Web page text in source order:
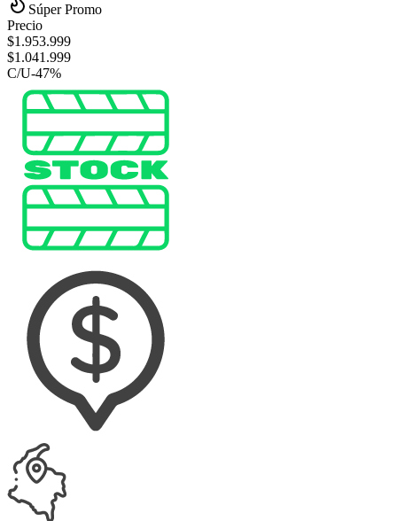
Súper Promo
Precio
$1.953.999
$1.041.999
C/U-47%